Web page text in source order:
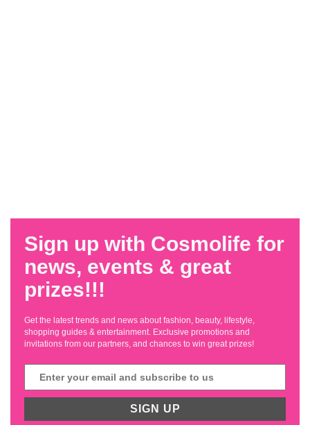
Sign up with Cosmolife for
news, events & great
prizes!!!
Get the latest trends and news about fashion, beauty, lifestyle,
shopping guides & entertainment. Exclusive promotions and
invitations from our partners, and chances to win great prizes!
SIGN UP